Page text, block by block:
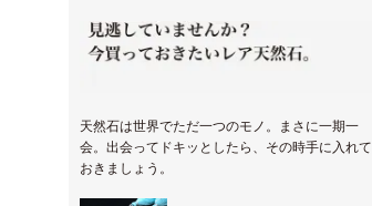
天然石は世界でただ一つのモノ。まさに一期一
会。出会ってドキッとしたら、その時手に入れて
おきましょう。